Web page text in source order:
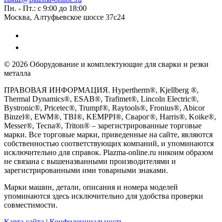
Пн. - Пт.: с 9:00 до 18:00
Москва, Алтуфьевское шоссе 37с24
© 2026 Оборудование и комплектующие для сварки и резки
металла
ПРАВОВАЯ ИНФОРМАЦИЯ. Hypertherm®, Kjellberg ®,
Thermal Dynamics®, ESAB®, Trafimet®, Lincoln Electric®,
Bystronic®, Pricetec®, Trumpf®, Raytools®, Fronius®, Abicor
Binzel®, EWM®, TBI®, KEMPPI®, Сварог®, Harris®, Koike®,
Messer®, Tecna®, Triton® – зарегистрированные торговые
марки. Все торговые марки, приведенные на сайте, являются
собственностью соответствующих компаний, и упоминаются
исключительно для справок. Plazma-online.ru никоим образом
не связана с вышеназванными производителями и
зарегистрированными ими товарными знаками.
Марки машин, детали, описания и номера моделей
упоминаются здесь исключительно для удобства проверки
совместимости.